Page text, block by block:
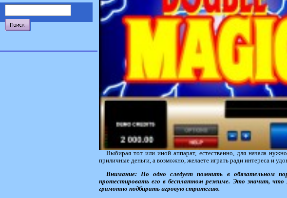
Выбирая тот или иной аппарат, естественно, для начала
приличные деньги, а возможно, желаете играть ради интереса и
Внимание: Но одно следует помнить в обязательном
протестировать его в бесплатном режиме. Это значит,
грамотно подбирать игровую стратегию.